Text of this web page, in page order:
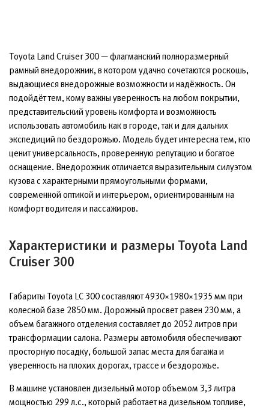
Toyota Land Cruiser 300 — флагманский полноразмерный
рамный внедорожник, в котором удачно сочетаются роскошь,
выдающиеся внедорожные возможности и надёжность. Он
подойдёт тем, кому важны уверенность на любом покрытии,
представительский уровень комфорта и возможность
использовать автомобиль как в городе, так и для дальних
экспедиций по бездорожью. Модель будет интересна тем, кто
ценит универсальность, проверенную репутацию и богатое
оснащение. Внедорожник отличается выразительным силуэтом
кузова с характерными прямоугольными формами,
современной оптикой и интерьером, ориентированным на
комфорт водителя и пассажиров.
Характеристики и размеры Toyota Land
Cruiser 300
Габариты Toyota LC 300 составляют 4930×1980×1935 мм при
колесной базе 2850 мм. Дорожный просвет равен 230 мм, а
объем багажного отделения составляет до 2052 литров при
трансформации салона. Размеры автомобиля обеспечивают
просторную посадку, большой запас места для багажа и
уверенность на плохих дорогах, трассе и бездорожье.
В машине установлен дизельный мотор объемом 3,3 литра
мощностью 299 л.с., который работает на дизельном топливе,